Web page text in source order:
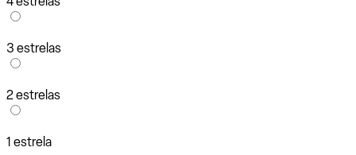
3 estrelas
2 estrelas
1 estrela